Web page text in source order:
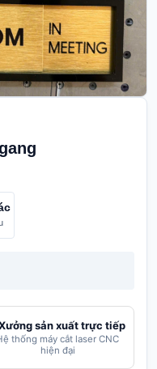
sản xuất trực tiếp
thống máy cắt laser CNC
hiện đại